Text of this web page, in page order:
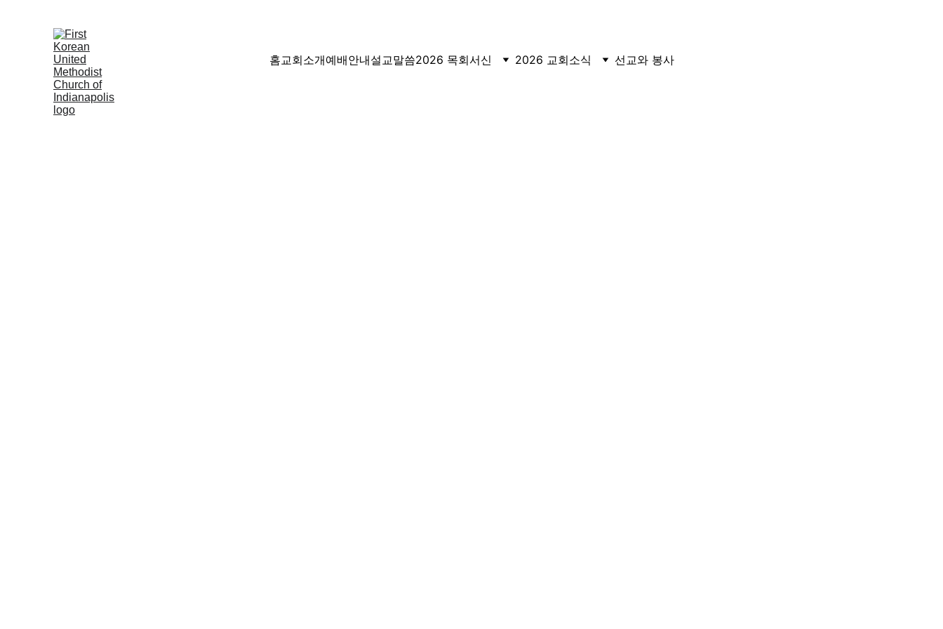
홈교회소개예배안내설교말씀2026 목회서신 2026 교회소식 선교와 봉사